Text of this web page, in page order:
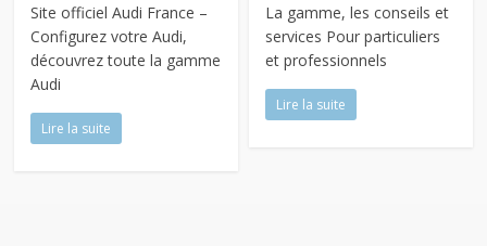
Site officiel Audi France –
Configurez votre Audi,
découvrez toute la gamme
Audi
Lire la suite
La gamme, les conseils et
services Pour particuliers
et professionnels
Lire la suite